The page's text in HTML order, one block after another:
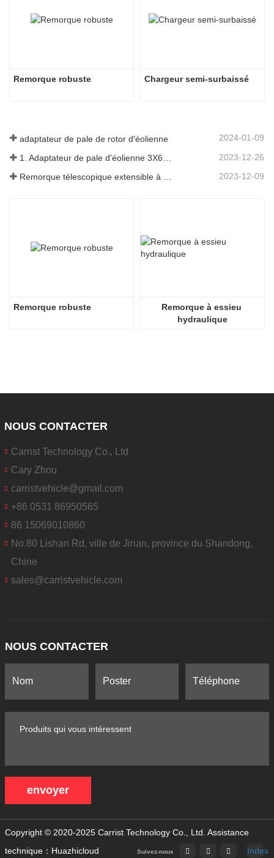
Remorque robuste Chargeur semi-surbaissé
adaptateur de pale de rotor d'éolienne 2024-01-09
2023-12-26
2023-12-09
Remorque robuste
Remorque à essieu
hydraulique
NOUS CONTACTER
Carrist Technology Co., Ltd
Cary Zhou
carristvehicle@gmail.com
+86 0531 86950565
86 15069010860
No.80 Lishan Rd, ville de Jinan, province du Shandong,
Chine
sales@carristvehicle.com
NOUS CONTACTER
envoyer
Copyright © 2020-2025 Carrist Technology Co., Ltd. Assistance
technique：Huazhicloud
Suivez-nous Index